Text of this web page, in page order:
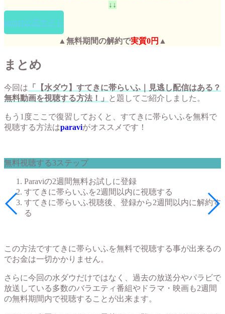
↓↓
paravi公式サイト
▲無料期間の解約で実質0円 ▲
まとめ
今回は 「【水ダウ】すてきに帯らいふ｜見逃し配信はある？
無料動画を視聴する方法！」
と題してご紹介しました。
もう1度ここで復習しておくと、すてきに帯らいふを無料で
視聴する方法はparaviがオススメです！
無料視聴する3ステップ
Paraviの2週間無料お試しに登録
すてきに帯らいふを2週間以内に視聴する
すてきに帯らいふ視聴後、登録から2週間以内に解約す
る
この方法ですてきに帯らいふを無料で視聴する事が出来るの
でお金は一切かかりません。
さらに今回の水ダウだけではなく、過去の放送分やパラビで
放送している多数のバラエティ番組やドラマ・映画も2週間
の無料期間内で視聴することが出来ます。